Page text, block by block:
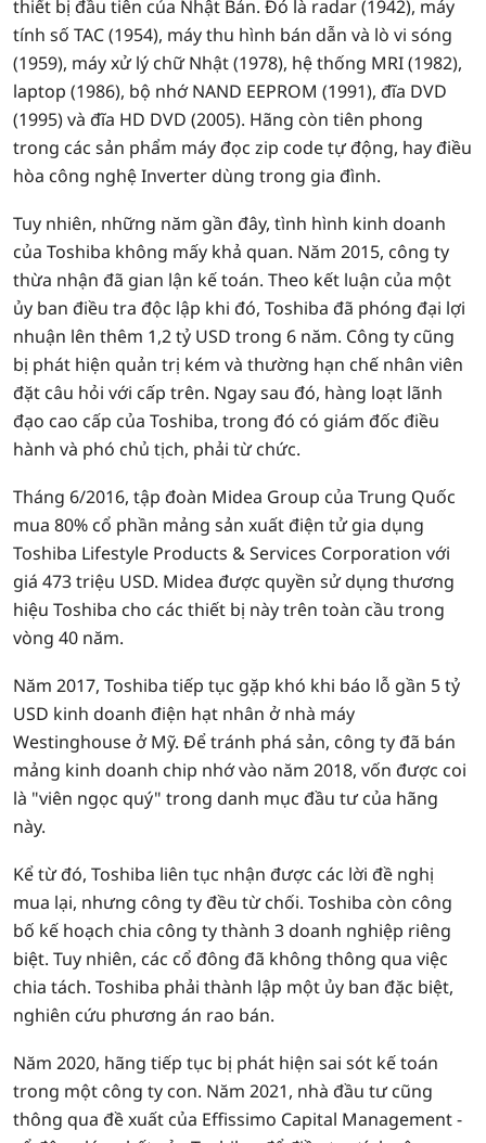
thiết bị đầu tiên của Nhật Bản. Đó là radar (1942), máy
tính số TAC (1954), máy thu hình bán dẫn và lò vi sóng
(1959), máy xử lý chữ Nhật (1978), hệ thống MRI (1982),
laptop (1986), bộ nhớ NAND EEPROM (1991), đĩa DVD
(1995) và đĩa HD DVD (2005). Hãng còn tiên phong
trong các sản phẩm máy đọc zip code tự động, hay điều
hòa công nghệ Inverter dùng trong gia đình.
Tuy nhiên, những năm gần đây, tình hình kinh doanh
của Toshiba không mấy khả quan. Năm 2015, công ty
thừa nhận đã gian lận kế toán. Theo kết luận của một
ủy ban điều tra độc lập khi đó, Toshiba đã phóng đại lợi
nhuận lên thêm 1,2 tỷ USD trong 6 năm. Công ty cũng
bị phát hiện quản trị kém và thường hạn chế nhân viên
đặt câu hỏi với cấp trên. Ngay sau đó, hàng loạt lãnh
đạo cao cấp của Toshiba, trong đó có giám đốc điều
hành và phó chủ tịch, phải từ chức.
Tháng 6/2016, tập đoàn Midea Group của Trung Quốc
mua 80% cổ phần mảng sản xuất điện tử gia dụng
Toshiba Lifestyle Products & Services Corporation với
giá 473 triệu USD. Midea được quyền sử dụng thương
hiệu Toshiba cho các thiết bị này trên toàn cầu trong
vòng 40 năm.
Năm 2017, Toshiba tiếp tục gặp khó khi báo lỗ gần 5 tỷ
USD kinh doanh điện hạt nhân ở nhà máy
Westinghouse ở Mỹ. Để tránh phá sản, công ty đã bán
mảng kinh doanh chip nhớ vào năm 2018, vốn được coi
là "viên ngọc quý" trong danh mục đầu tư của hãng
này.
Kể từ đó, Toshiba liên tục nhận được các lời đề nghị
mua lại, nhưng công ty đều từ chối. Toshiba còn công
bố kế hoạch chia công ty thành 3 doanh nghiệp riêng
biệt. Tuy nhiên, các cổ đông đã không thông qua việc
chia tách. Toshiba phải thành lập một ủy ban đặc biệt,
nghiên cứu phương án rao bán.
Năm 2020, hãng tiếp tục bị phát hiện sai sót kế toán
trong một công ty con. Năm 2021, nhà đầu tư cũng
thông qua đề xuất của Effissimo Capital Management -